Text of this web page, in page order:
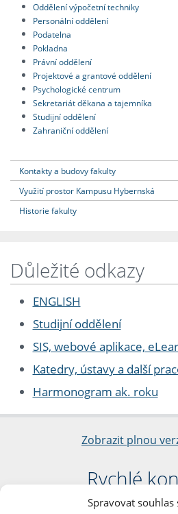
Spravovat souhlas
Oddělení výpočetní techniky
Personální oddělení
Podatelna
Pokladna
Právní oddělení
Projektové a grantové oddělení
Psychologické centrum
Sekretariát děkana a tajemníka
Studijní oddělení
Zahraniční oddělení
Kontakty a budovy fakulty
Využití prostor Kampusu Hybernská
Historie fakulty
Důležité odkazy
ENGLISH
Studijní oddělení
SIS, webové aplikace,
Katedry, ústavy a další
Harmonogram ak. roku
Zobrazit plnou
Rychlé
Filozofická